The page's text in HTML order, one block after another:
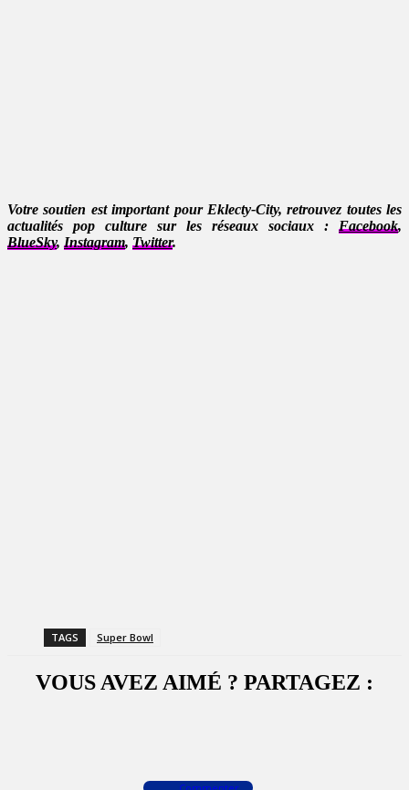
Votre soutien est important pour Eklecty-City, retrouvez toutes les
actualités pop culture sur les réseaux sociaux : Facebook,
BlueSky, Instagram, Twitter.
TAGS Super Bowl
VOUS AVEZ AIMÉ ? PARTAGEZ :